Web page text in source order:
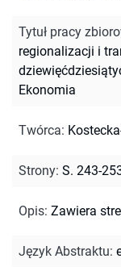
Tytuł pracy
regionalizacji i
Ekonomia
Twórca:
Strony: S. 243-
Opis: Zawiera
Język Abstraktu: